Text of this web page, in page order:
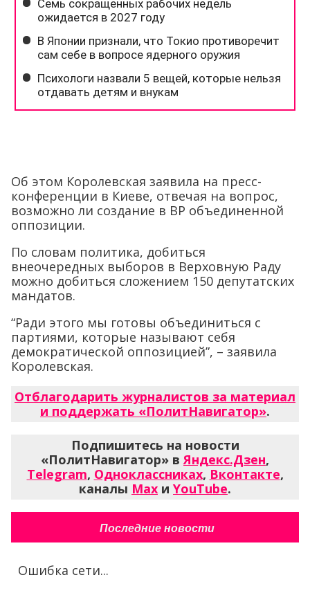
Об этом Королевская заявила на пресс-
конференции в Киеве, отвечая на вопрос,
возможно ли создание в ВР объединенной
оппозиции.
По словам политика, добиться
внеочередных выборов в Верховную Раду
можно добиться сложением 150 депутатских
мандатов.
“Ради этого мы готовы объединиться с
партиями, которые называют себя
демократической оппозицией”, – заявила
Королевская.
Отблагодарить журналистов за материал
и поддержать «ПолитНавигатор».
Подпишитесь на новости
«ПолитНавигатор» вЯндекс.Дзен,
Telegram, Одноклассниках, Вконтакте,
каналы Max и YouTube.
Последние новости
Ошибка сети...